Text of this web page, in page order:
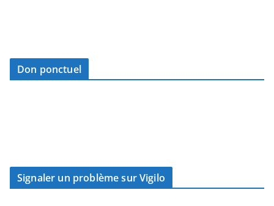
Don ponctuel
Signaler un problème sur Vigilo